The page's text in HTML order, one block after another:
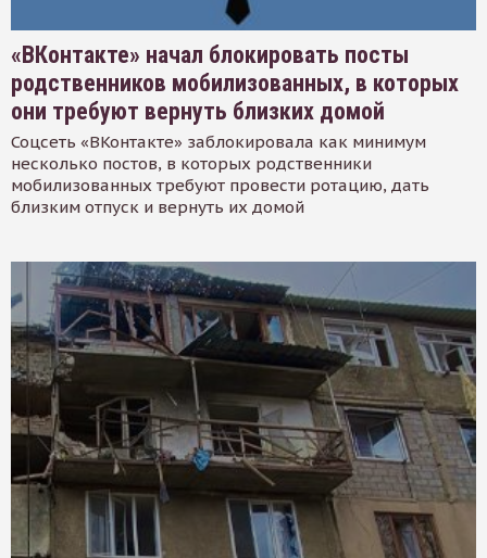
«ВКонтакте» начал блокировать посты
родственников мобилизованных, в которых
они требуют вернуть близких домой
Соцсеть «ВКонтакте» заблокировала как минимум
несколько постов, в которых родственники
мобилизованных требуют провести ротацию, дать
близким отпуск и вернуть их домой